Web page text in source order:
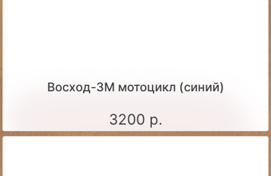
Восход-3М мотоцикл (синий)
3200 р.